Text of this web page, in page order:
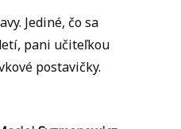
Jediné, čo sa
pani učiteľkou
postavičky.